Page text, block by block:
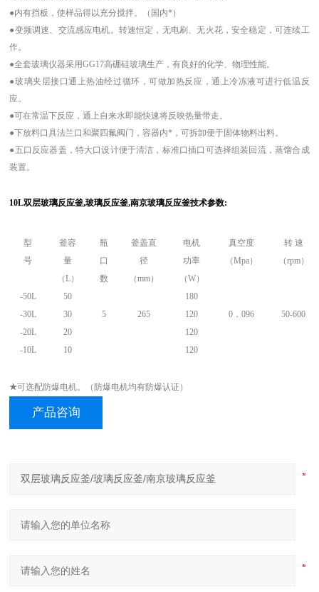
●内有挡板，使样品得以充分搅拌。（国内*）
●变频调速、交流感应电机。转速恒定，无电刷、无火花，安全稳定，可连续工
作。
●全套玻璃仪器采用GG17高硼硅玻璃生产，有良好的化学、物理性能。
●玻璃夹层接口通上热油经过循环，可做加热反应，通上冷冻液可进行低温反
应。
●可在常温下反应，通上自来水即能快速将反映热量带走。
●下放料口具法兰口和聚四氟阀门，容器内*，可拆卸便于固体物料出料。
●五口反应器盖，特大口设计便于清洁，标准口插口可选择组装回流，蒸馏合成
装置。
10L双层玻璃反应釜,玻璃反应釜,南京玻璃反应釜技术参数:
型
号
釜容
量
（L）
瓶
口
数
釜盖直
径
（mm）
电机
功率
（W）
真空度
（Mpa）
转 速
（rpm）
-50L
50
5
265
180
0．096
50-600
-30L 30
120
-20L
20
120
-10L
10 120
★可选配防爆电机。（防爆电机均有防爆认证）
产品咨询